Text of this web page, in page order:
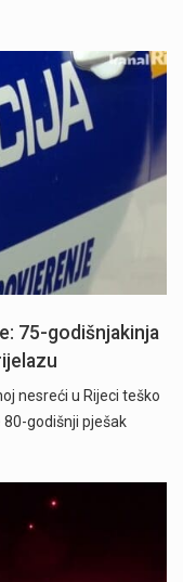
75-godišnjakinja
nesreći u Rijeci teško
80-godišnji pješak